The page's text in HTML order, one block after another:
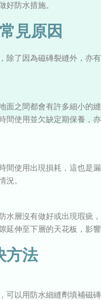
好防水措施。
見原因
除了因為磁磚裂縫外，亦
面之間都會有許多細小的
間使用並欠缺定期保養，
間使用出現損耗，這也是
況。
水層沒有做好或出現瑕疵
延伸至下層的天花板，影響
方法
可以用防水細縫劑填補磁